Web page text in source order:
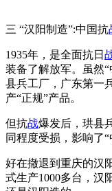
三 “汉阳制造”:中国抗
1935年，是全面抗日
装备了解放军。虽然
县兵工厂，广东第一
产“正规”产品。
但抗战爆发后，珙县
同程度受损，影响了“
好在撤退到重庆的汉
式生产1000多台，汉